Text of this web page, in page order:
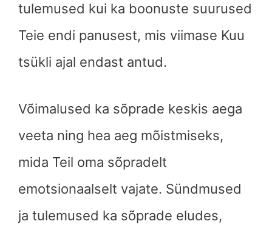
tulemused kui ka boonuste suurused
Teie endi panusest, mis viimase Kuu
tsükli ajal endast antud.
Võimalused ka sõprade keskis aega
veeta ning hea aeg mõistmiseks,
mida Teil oma sõpradelt
emotsionaalselt vajate. Sündmused
ja tulemused ka sõprade eludes,